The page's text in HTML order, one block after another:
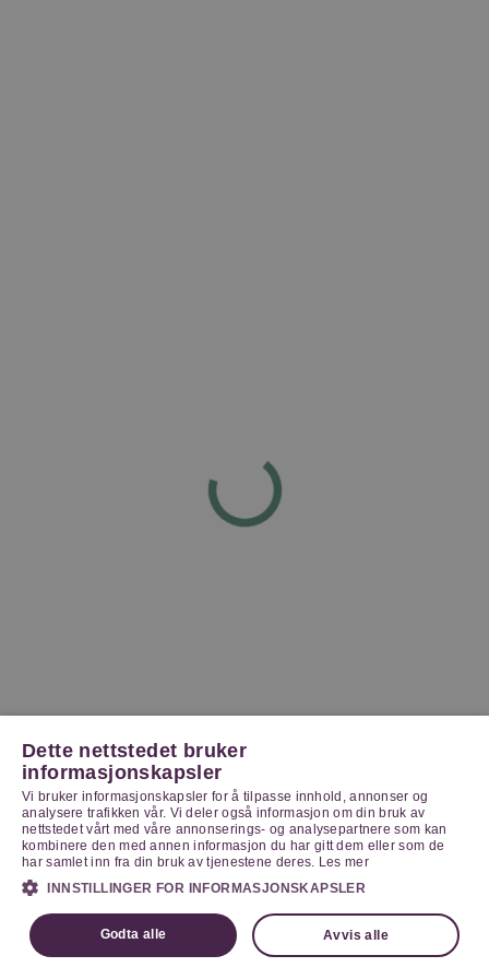
Dette nettstedet bruker
informasjonskapsler
Vi bruker informasjonskapsler for å tilpasse innhold, annonser og
analysere trafikken vår. Vi deler også informasjon om din bruk av
nettstedet vårt med våre annonserings- og analysepartnere som kan
kombinere den med annen informasjon du har gitt dem eller som de
har samlet inn fra din bruk av tjenestene deres. Les mer
INNSTILLINGER FOR INFORMASJONSKAPSLER
Godta alle Avvis alle